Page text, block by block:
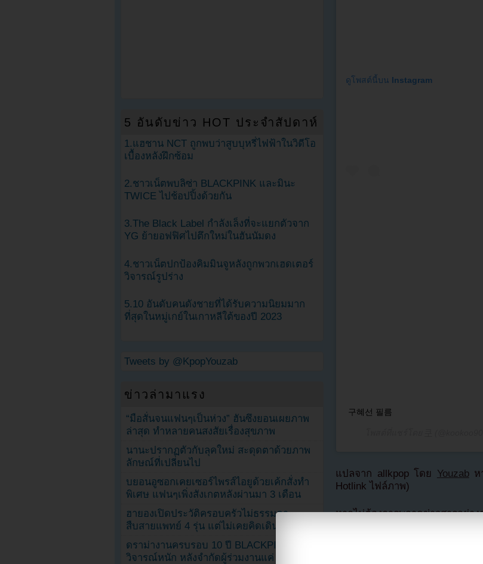
ดูโพสต์นี้บน Instagram
구혜선 필름
แปลจาก allkpop โดย Youzabห
Hotlink ไฟล์ภาพ)
หากไม่ต้องการพลาดข่าวสารอย่า
เลือกเห็นโพสต์ก่อนของ
5 อันดับข่าว HOT ประจำสัปดาห์
1.แฮชาน NCT ถูกพบว่าสูบบุหรี่ไฟฟ้าในวิดีโอ
เบื้องหลังฝึกซ้อม
2.ชาวเน็ตพบลิซ่า BLACKPINK และมินะ
TWICE ไปช้อปปิ้งด้วยกัน
3.The Black Label กำลังเล็งที่จะแยกตัวจาก
YG ย้ายอฟฟิศไปตึกใหม่ในฮันนัมดง
4.ชาวเน็ตปกป้องคิมมินจูหลังถูกพวกเฮดเตอร์
วิจารณ์รูปร่าง
5.10 อันดับคนดังชายที่ได้รับความนิยมมาก
ที่สุดในหมู่เกย์ในเกาหลีใต้ของปี 2023
Tweets by @KpopYouzab
ข่าวล่ามาแรง
“มือสั่นจนแฟนๆเป็นห่วง” ฮันซึงยอนเผยภาพ
ล่าสุด ทำหลายคนสงสัยเรื่องสุขภาพ
นานะปรากฏตัวกับลุคใหม่ สะดุดตาด้วยภาพ
ลักษณ์ที่เปลี่ยนไป
บยอนอูซอกเคยเซอร์ไพรส์ไอยูด้วยเค้กสั่งทำ
พิเศษ แฟนๆเพิ่งสังเกตหลังผ่านมา 3 เดือน
ฮายองเปิดประวัติครอบครัวไม่ธรรมดา
สืบสายแพทย์ 4 รุ่น แต่ไม่เคยคิดเดินตามรอย
ดราม่างานครบรอบ 10 ปี BLACKPINK แฟน
วิจารณ์หนัก หลังจำกัดผู้ร่วมงานแค่ 40 คน